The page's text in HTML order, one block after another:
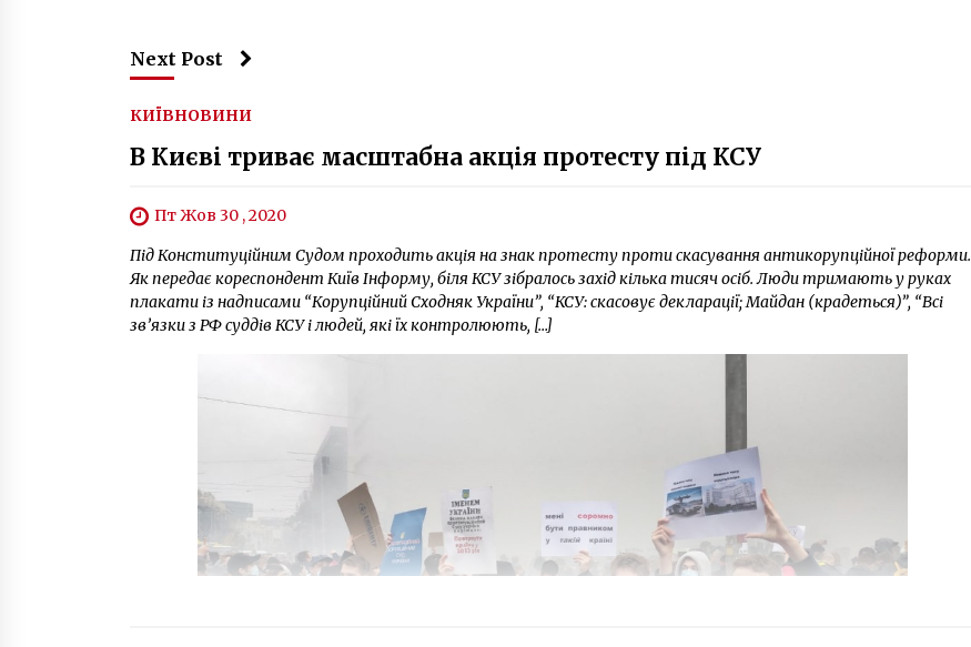
Next Post
КИЇВНОВИНИ
В Києві триває масштабна акція протесту під КСУ
Пт Жов 30 , 2020
Під Конституційним Судом проходить акція на знак протесту проти скасування антикорупційної реформи.
Як передає кореспондент Київ Інформу, біля КСУ зібралось захід кілька тисяч осіб. Люди тримають у руках
плакати із надписами “Корупційний Сходняк України”, “КСУ: скасовує декларації; Майдан (крадеться)”, “Всі
зв’язки з РФ суддів КСУ і людей, які їх контролюють, […]